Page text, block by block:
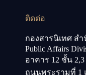
ติดต่อ
กองสารนิเทศ ส
Public Affairs
อาคาร 12 ชั้น
ถนนพระรามที่ 1